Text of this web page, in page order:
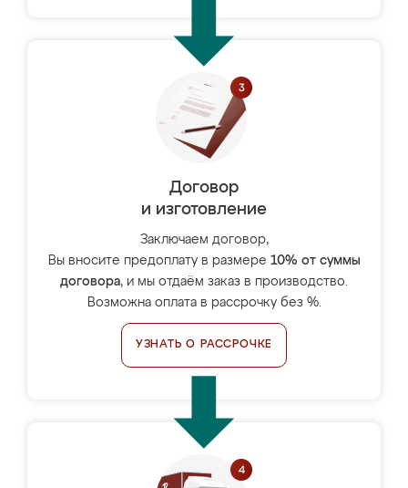
Договор
и изготовление
Заключаем договор,
Вы вносите предоплату в размере 10% от суммы
договора, и мы отдаём заказ в производство.
Возможна оплата в рассрочку без %.
УЗНАТЬ О РАССРОЧКЕ